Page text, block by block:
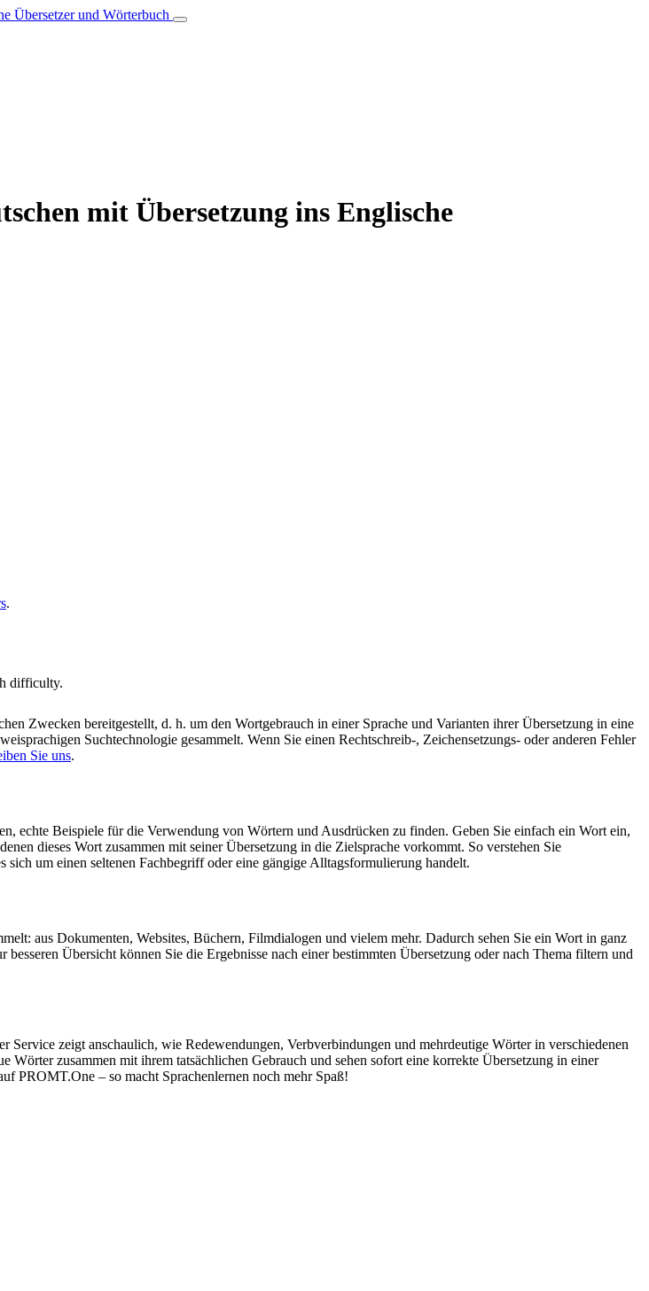
Übersetzer und Wörterbuch
mit Übersetzung ins Englische
.
difficulty.
Zwecken bereitgestellt, d. h. um den Wortgebrauch in einer Sprache und Varianten ihrer Übersetzung in eine
Suchtechnologie gesammelt. Wenn Sie einen Rechtschreib-, Zeichensetzungs- oder anderen Fehler
Sie uns.
Beispiele für die Verwendung von Wörtern und Ausdrücken zu finden. Geben Sie einfach ein Wort ein,
dieses Wort zusammen mit seiner Übersetzung in die Zielsprache vorkommt. So verstehen Sie
um einen seltenen Fachbegriff oder eine gängige Alltagsformulierung handelt.
aus Dokumenten, Websites, Büchern, Filmdialogen und vielem mehr. Dadurch sehen Sie ein Wort in ganz
Übersicht können Sie die Ergebnisse nach einer bestimmten Übersetzung oder nach Thema filtern und
zeigt anschaulich, wie Redewendungen, Verbverbindungen und mehrdeutige Wörter in verschiedenen
Wörter zusammen mit ihrem tatsächlichen Gebrauch und sehen sofort eine korrekte Übersetzung in einer
PROMT.One – so macht Sprachenlernen noch mehr Spaß!